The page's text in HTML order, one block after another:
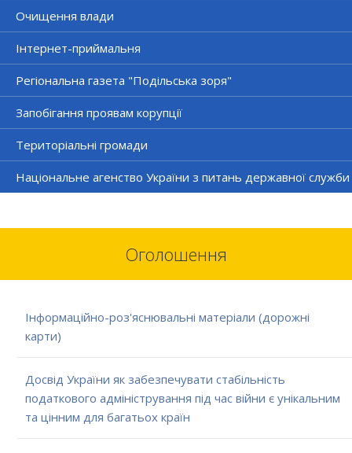
Очищення влади
Інтернет-приймальня
Регіональна газета "Подільська зоря"
Запобігання проявам корупції
Територіальні громади
Національне агенство України з питань державної служби
Оголошення
Інформаційно-роз'яснювальні матеріали (дорожні
карти)
Досвід України як забезпечувати стабільність
податкового адміністрування під час війни є унікальним
та цінним для багатьох країн